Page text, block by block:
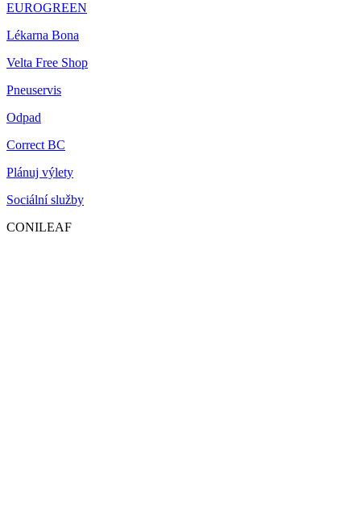
EUROGREEN
Lékarna Bona
Velta Free Shop
Pneuservis
Odpad
Correct BC
Plánuj výlety
Sociální služby
CONILEAF